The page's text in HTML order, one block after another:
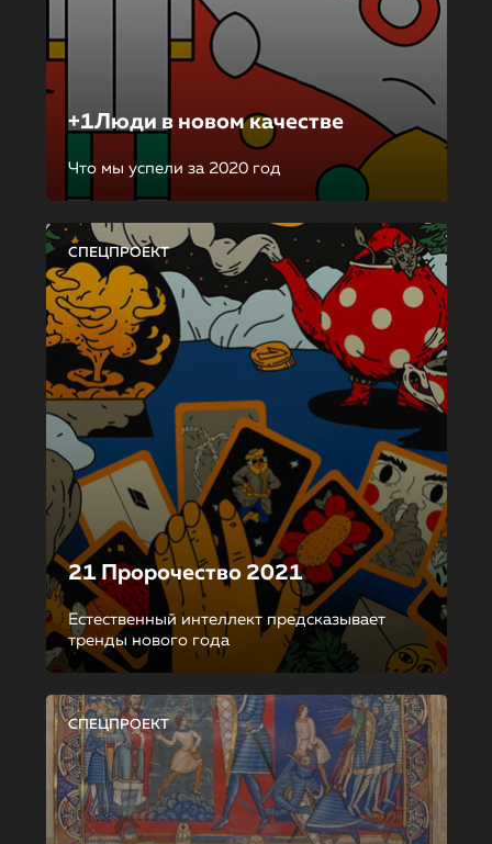
+1Люди в новом качестве
Что мы успели за 2020 год
СПЕЦПРОЕКТ
21 Пророчество 2021
Естественный интеллект предсказывает
тренды нового года
СПЕЦПРОЕКТ